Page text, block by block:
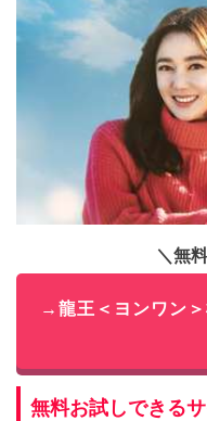
＼無
→龍王＜ヨンワン
無料お試しできる